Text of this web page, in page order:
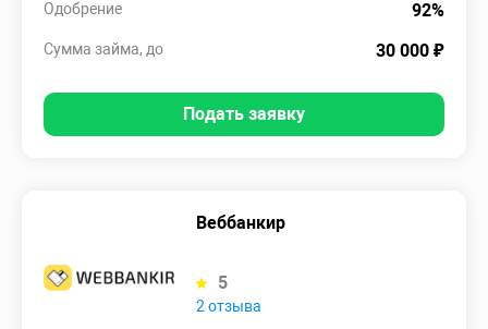
92%
Одобрение
30 000 ₽
Сумма займа, до
Подать заявку
Веббанкир
5
2 отзыва